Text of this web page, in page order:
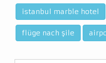
istanbul marble hotel
flüge nach şile